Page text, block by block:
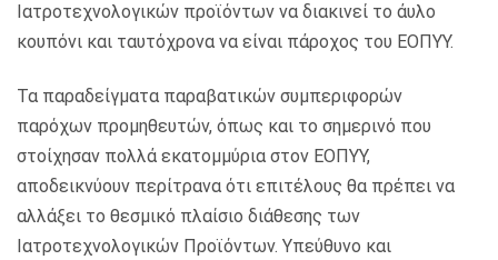
Ιατροτεχνολογικών προϊόντων να διακινεί το άυλο
κουπόνι και ταυτόχρονα να είναι πάροχος του ΕΟΠΥΥ.
Τα παραδείγματα παραβατικών συμπεριφορών
παρόχων προμηθευτών, όπως και το σημερινό που
στοίχησαν πολλά εκατομμύρια στον ΕΟΠΥΥ,
αποδεικνύουν περίτρανα ότι επιτέλους θα πρέπει να
αλλάξει το θεσμικό πλαίσιο διάθεσης των
Ιατροτεχνολογικών Προϊόντων. Υπεύθυνο και